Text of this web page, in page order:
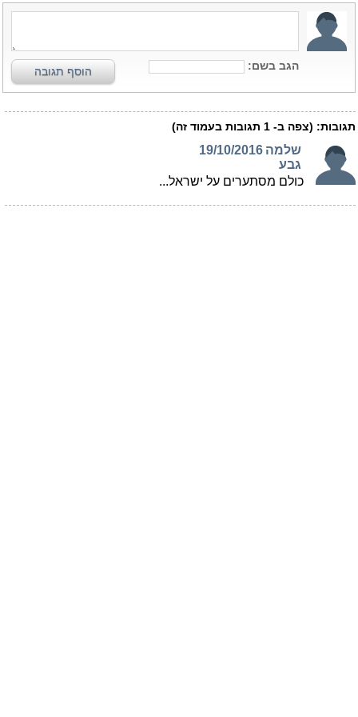
הגב בשם: הוסף תגובה
תגובות: (צפה ב- 1 תגובות בעמוד זה)
שלמה
גבע
19/10/2016
כולם מסתערים על ישראל...